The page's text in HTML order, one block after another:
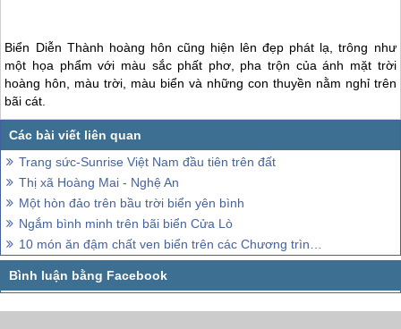
Biển Diễn Thành hoàng hôn cũng hiện lên đẹp phát lạ, trông như
một họa phẩm với màu sắc phất phơ, pha trộn của ánh mặt trời
hoàng hôn, màu trời, màu biển và những con thuyền nằm nghỉ trên
bãi cát.
Trang sức-Sunrise Việt Nam đầu tiên trên đất
Thị xã Hoàng Mai - Nghệ An
Một hòn đảo trên bầu trời biển yên bình
Ngắm bình minh trên bãi biển Cửa Lò
10 món ăn đậm chất ven biển trên các Chương trình đảo Nam